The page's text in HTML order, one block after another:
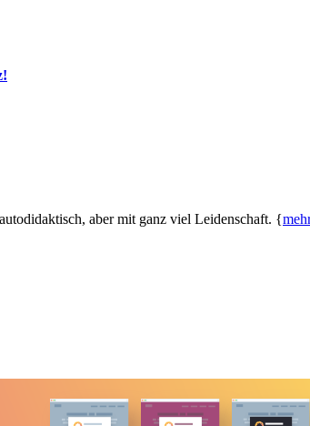
aber mit ganz viel Leidenschaft. {